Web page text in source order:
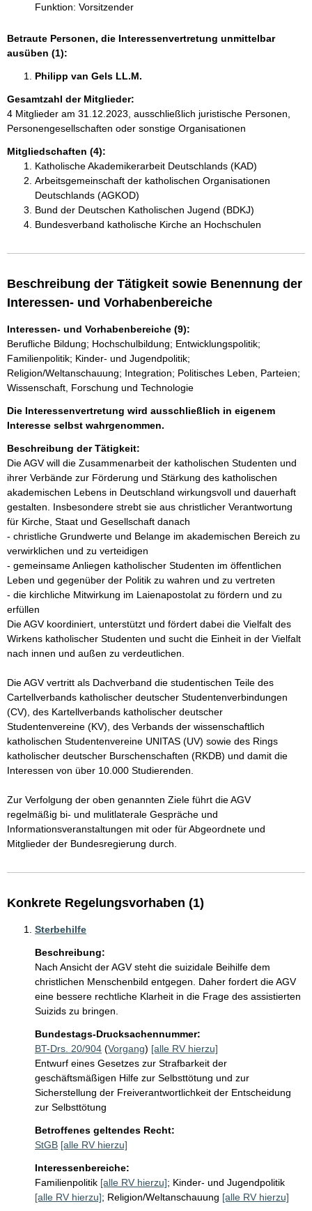
Funktion: Vorsitzender
Betraute Personen, die Interessenvertretung unmittelbar
ausüben (1):
Philipp van Gels LL.M.
Gesamtzahl der Mitglieder:
4 Mitglieder am 31.12.2023, ausschließlich juristische Personen,
Personengesellschaften oder sonstige Organisationen
Mitgliedschaften (4):
Katholische Akademikerarbeit Deutschlands (KAD)
Arbeitsgemeinschaft der katholischen Organisationen
Deutschlands (AGKOD)
Bund der Deutschen Katholischen Jugend (BDKJ)
Bundesverband katholische Kirche an Hochschulen
Beschreibung der Tätigkeit sowie Benennung der
Interessen- und Vorhabenbereiche
Interessen- und Vorhabenbereiche (9):
Berufliche Bildung; Hochschulbildung; Entwicklungspolitik;
Familienpolitik; Kinder- und Jugendpolitik;
Religion/Weltanschauung; Integration; Politisches Leben, Parteien;
Wissenschaft, Forschung und Technologie
Die Interessenvertretung wird ausschließlich in eigenem
Interesse selbst wahrgenommen.
Beschreibung der Tätigkeit:
Die AGV will die Zusammenarbeit der katholischen Studenten und
ihrer Verbände zur Förderung und Stärkung des katholischen
akademischen Lebens in Deutschland wirkungsvoll und dauerhaft
gestalten. Insbesondere strebt sie aus christlicher Verantwortung
für Kirche, Staat und Gesellschaft danach
- christliche Grundwerte und Belange im akademischen Bereich zu
verwirklichen und zu verteidigen
- gemeinsame Anliegen katholischer Studenten im öffentlichen
Leben und gegenüber der Politik zu wahren und zu vertreten
- die kirchliche Mitwirkung im Laienapostolat zu fördern und zu
erfüllen
Die AGV koordiniert, unterstützt und fördert dabei die Vielfalt des
Wirkens katholischer Studenten und sucht die Einheit in der Vielfalt
nach innen und außen zu verdeutlichen.
Die AGV vertritt als Dachverband die studentischen Teile des
Cartellverbands katholischer deutscher Studentenverbindungen
(CV), des Kartellverbands katholischer deutscher
Studentenvereine (KV), des Verbands der wissenschaftlich
katholischen Studentenvereine UNITAS (UV) sowie des Rings
katholischer deutscher Burschenschaften (RKDB) und damit die
Interessen von über 10.000 Studierenden.
Zur Verfolgung der oben genannten Ziele führt die AGV
regelmäßig bi- und mulitlaterale Gespräche und
Informationsveranstaltungen mit oder für Abgeordnete und
Mitglieder der Bundesregierung durch.
Konkrete Regelungsvorhaben (1)
Sterbehilfe
Beschreibung:
Nach Ansicht der AGV steht die suizidale Beihilfe dem
christlichen Menschenbild entgegen. Daher fordert die AGV
eine bessere rechtliche Klarheit in die Frage des assistierten
Suizids zu bringen.
Bundestags-Drucksachennummer:
BT-Drs. 20/904 (Vorgang) [alle RV hierzu]
Entwurf eines Gesetzes zur Strafbarkeit der
geschäftsmäßigen Hilfe zur Selbsttötung und zur
Sicherstellung der Freiverantwortlichkeit der Entscheidung
zur Selbsttötung
Betroffenes geltendes Recht:
StGB [alle RV hierzu]
Interessenbereiche:
Familienpolitik [alle RV hierzu]; Kinder- und Jugendpolitik
[alle RV hierzu]; Religion/Weltanschauung [alle RV hierzu]